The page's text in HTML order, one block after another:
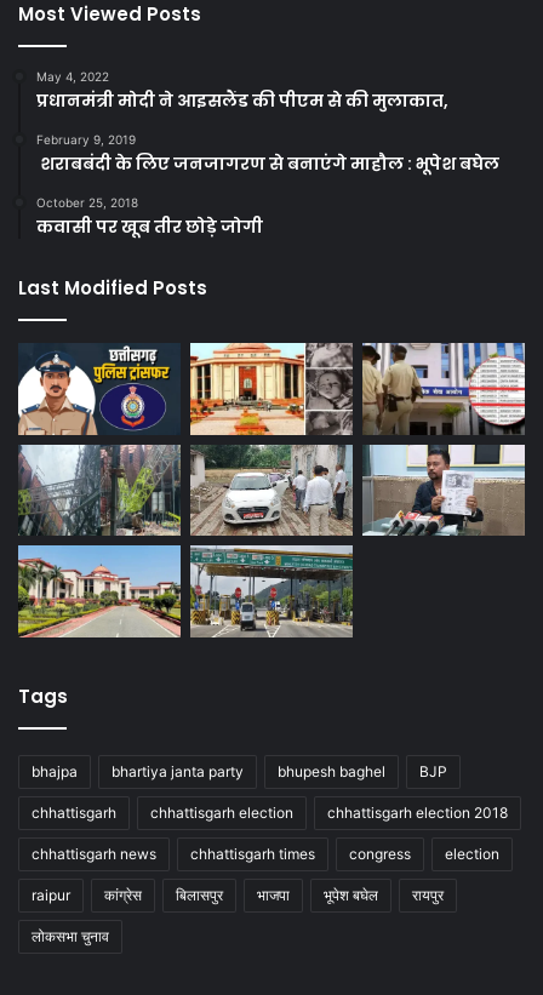
Most Viewed Posts
May 4, 2022
प्रधानमंत्री मोदी ने आइसलैंड की पीएम से की मुलाकात,
February 9, 2019
शराबबंदी के लिए जनजागरण से बनाएंगे माहौल : भूपेश बघेल
October 25, 2018
कवासी पर खूब तीर छोड़े जोगी
Last Modified Posts
Tags
bhajpa bhartiya janta party bhupesh baghel BJP
chhattisgarh chhattisgarh election chhattisgarh election 2018
chhattisgarh news chhattisgarh times congress election
raipur कांग्रेस बिलासपुर भाजपा भूपेश बघेल रायपुर
लोकसभा चुनाव